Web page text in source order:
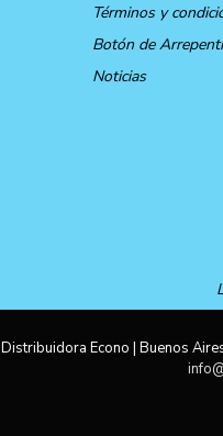
Términos y
Botón de
Noticias
Distribuidora Econo | Buenos